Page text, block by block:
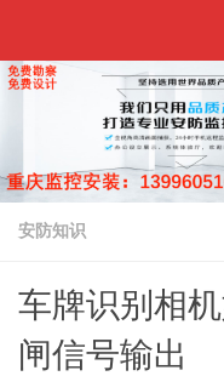
安防知识
车牌识别相
闸信号输出